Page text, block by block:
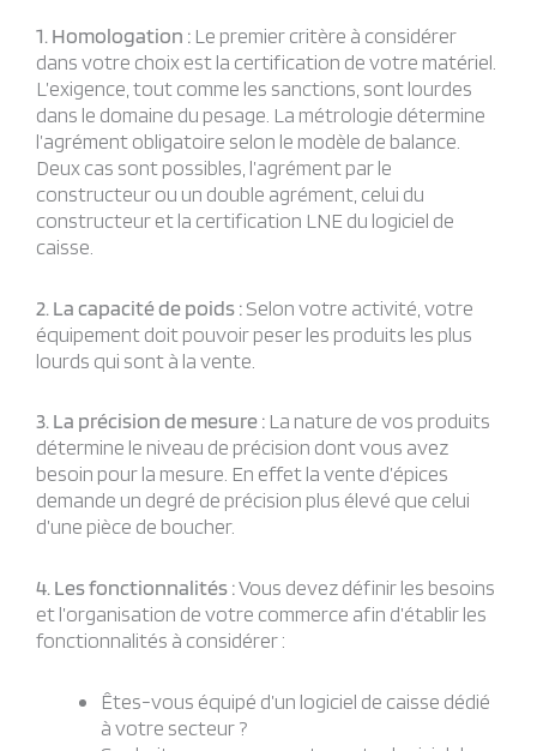
1. Homologation : Le premier critère à considérer
dans votre choix est la certification de votre matériel.
L’exigence, tout comme les sanctions, sont lourdes
dans le domaine du pesage. La métrologie détermine
l’agrément obligatoire selon le modèle de balance.
Deux cas sont possibles, l’agrément par le
constructeur ou un double agrément, celui du
constructeur et la certification LNE du logiciel de
caisse.
2. La capacité de poids :Selon votre activité, votre
équipement doit pouvoir peser les produits les plus
lourds qui sont à la vente.
3. La précision de mesure : La nature de vos produits
détermine le niveau de précision dont vous avez
besoin pour la mesure. En effet la vente d’épices
demande un degré de précision plus élevé que celui
d’une pièce de boucher.
4. Les fonctionnalités :Vous devez définir les besoins
et l’organisation de votre commerce afin d’établir les
fonctionnalités à considérer :
Êtes-vous équipé d’un logiciel de caisse dédié
à votre secteur ?